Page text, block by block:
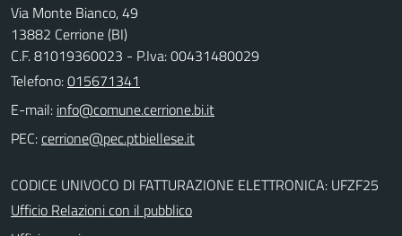
Via Monte Bianco, 49
13882 Cerrione (BI)
C.F. 81019360023 - P.Iva: 00431480029
Telefono:015671341
E-mail:
PEC:
CODICE UNIVOCO DI FATTURAZIONE ELETTRONICA: UFZF25
Ufficio Relazioni con il pubblico